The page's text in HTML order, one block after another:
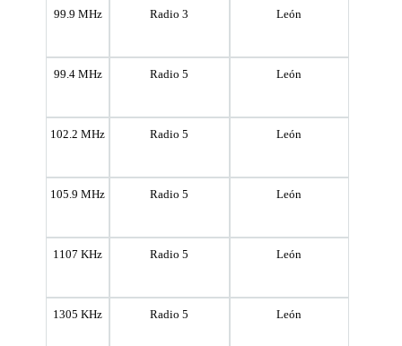
99.9 MHz Radio 3 León
99.4 MHz Radio 5 León
102.2 MHz Radio 5 León
105.9 MHz Radio 5 León
1107 KHz Radio 5 León
1305 KHz Radio 5 León